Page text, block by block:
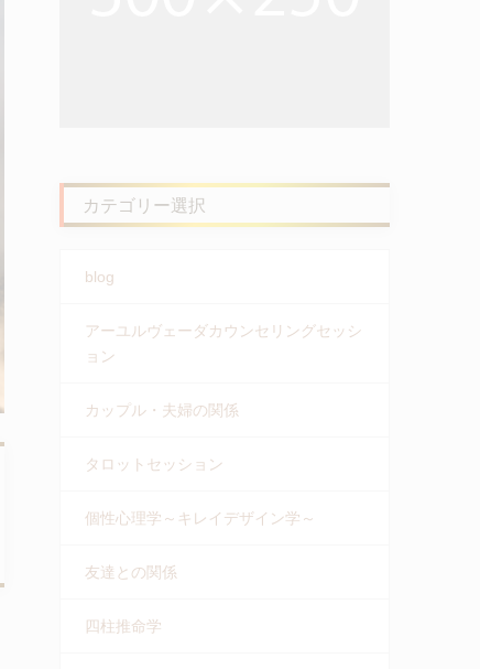
カテゴリー選択
blog
アーユルヴェーダカウンセリングセッシ
ョン
カップル・夫婦の関係
タロットセッション
個性心理学～キレイデザイン学～
友達との関係
四柱推命学